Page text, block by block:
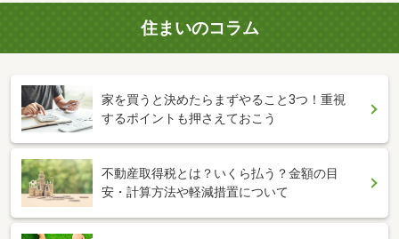
住まいのコラム
家を買うと決めたらまずやること3つ！重視
するポイントも押さえておこう
不動産取得税とは？いくら払う？金額の目
安・計算方法や軽減措置について